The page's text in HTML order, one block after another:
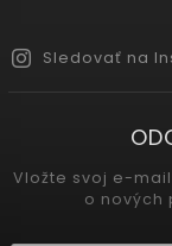
Sledovať na
Vložte svoj e-
o nových